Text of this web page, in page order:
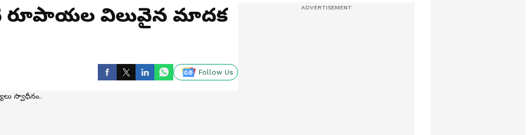
రూపాయల విలువైన మాదక
Follow Us